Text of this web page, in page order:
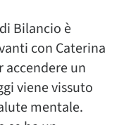
Bilancio è
con Caterina
accendere un
viene vissuto
mentale.